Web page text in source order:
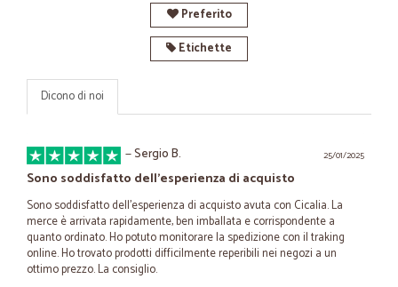
Preferito
Etichette
Dicono di noi
25/01/2025
—Sergio B.
Sono soddisfatto dell'esperienza di acquisto
Sono soddisfatto dell'esperienza di acquisto avuta con Cicalia. La
merce è arrivata rapidamente, ben imballata e corrispondente a
quanto ordinato. Ho potuto monitorare la spedizione con il traking
online. Ho trovato prodotti difficilmente reperibili nei negozi a un
ottimo prezzo. La consiglio.